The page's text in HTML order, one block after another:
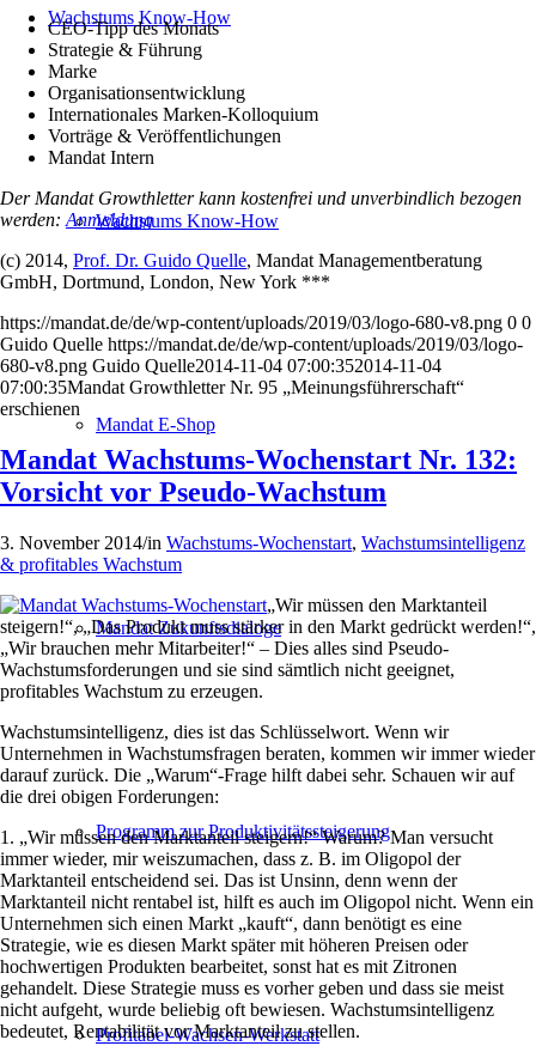
Wachstums Know-How
Wachstums Know-How
Mandat E-Shop
Mandat Zukunftsdialoge
Programm zur Produktivitätssteigerung
Profitabel-Wachsen-Werkstatt
CEO-Tipp des Monats
Strategie & Führung
Marke
Organisationsentwicklung
Internationales Marken-Kolloquium
Vorträge & Veröffentlichungen
Mandat Intern
Der Mandat Growthletter kann kostenfrei und unverbindlich bezogen
werden:Anmeldung
(c) 2014, Prof. Dr. Guido Quelle, Mandat Managementberatung
GmbH, Dortmund, London, New York ***
https://mandat.de/de/wp-content/uploads/2019/03/logo-680-v8.png 0 0
Guido Quelle https://mandat.de/de/wp-content/uploads/2019/03/logo-
680-v8.png Guido Quelle2014-11-04 07:00:352014-11-04
07:00:35Mandat Growthletter Nr. 95 „Meinungsführerschaft“
erschienen
Mandat Wachstums-Wochenstart Nr. 132:
Vorsicht vor Pseudo-Wachstum
3. November 2014/in Wachstums-Wochenstart, Wachstumsintelligenz
& profitables Wachstum
„Wir müssen den Marktanteil
steigern!“, „Das Produkt muss stärker in den Markt gedrückt werden!“,
„Wir brauchen mehr Mitarbeiter!“ – Dies alles sind Pseudo-
Wachstumsforderungen und sie sind sämtlich nicht geeignet,
profitables Wachstum zu erzeugen.
Wachstumsintelligenz, dies ist das Schlüsselwort. Wenn wir
Unternehmen in Wachstumsfragen beraten, kommen wir immer wieder
darauf zurück. Die „Warum“-Frage hilft dabei sehr. Schauen wir auf
die drei obigen Forderungen:
1. „Wir müssen den Marktanteil steigern!“ Warum? Man versucht
immer wieder, mir weiszumachen, dass z. B. im Oligopol der
Marktanteil entscheidend sei. Das ist Unsinn, denn wenn der
Marktanteil nicht rentabel ist, hilft es auch im Oligopol nicht. Wenn ein
Unternehmen sich einen Markt „kauft“, dann benötigt es eine
Strategie, wie es diesen Markt später mit höheren Preisen oder
hochwertigen Produkten bearbeitet, sonst hat es mit Zitronen
gehandelt. Diese Strategie muss es vorher geben und dass sie meist
nicht aufgeht, wurde beliebig oft bewiesen. Wachstumsintelligenz
bedeutet, Rentabilität vor Marktanteil zu stellen.